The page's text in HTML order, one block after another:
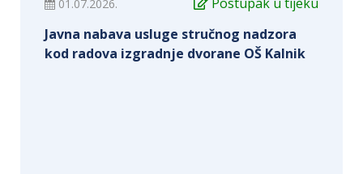
01.07.2026.
Javna nabava usluge stručnog nadzora
kod radova izgradnje dvorane OŠ Kalnik